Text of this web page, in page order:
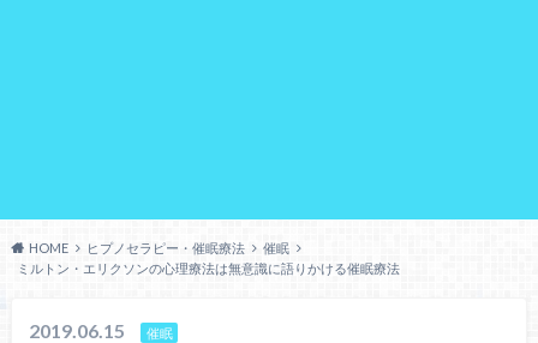
HOME ヒプノセラピー・催眠療法
催眠
ミルトン・エリクソンの心理療法は無意識に語りかける催眠療法
2019.06.15 催眠